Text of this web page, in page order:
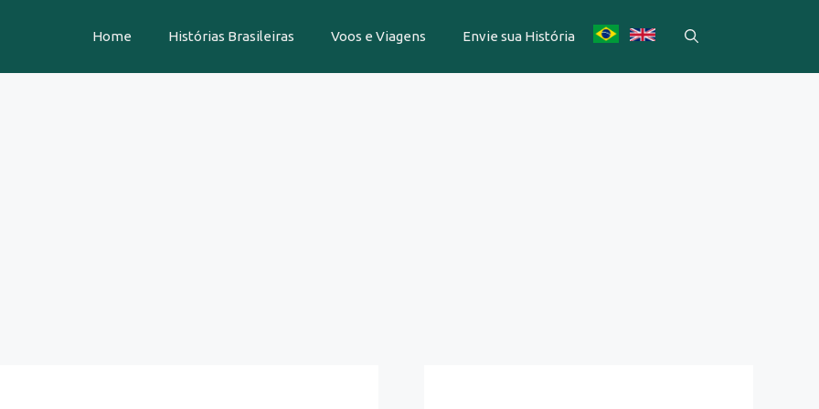
Home Histórias Brasileiras Voos e Viagens Envie sua História